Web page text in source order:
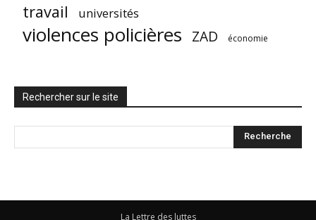
travail universités
violences policières ZAD économie
Rechercher sur le site
La Lettre des luttes